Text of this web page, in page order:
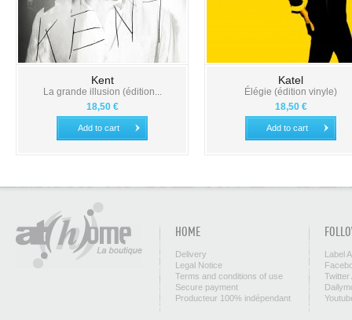
Kent
La grande illusion (édition...
18,50 €
Add to cart
Katel
Élégie (édition vinyle)
18,50 €
Add to cart
HOME
Delivery
Legal Notice
Terms and conditions of use
Secure payment
Producteur 100% indépendant
Label
Twitter